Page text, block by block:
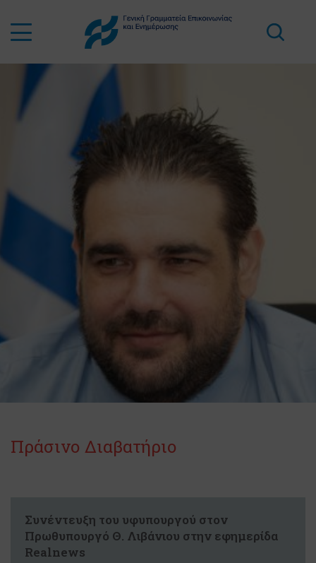
Πράσινο Διαβατήριο
Συνέντευξη του υφυπουργού στον
Πρωθυπουργό Θ. Λιβάνιου στην εφημερίδα
Realnews